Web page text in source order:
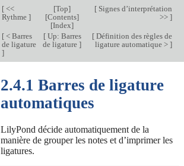
[<<
Rythme ]
[Top]
[Contents]
[Index]
[Signes d’interprétation
>> ]
[< Barres
de ligature
]
[Up: Barres
de ligature]
[Définition des règles de
ligature automatique > ]
2.4.1 Barres de ligature
automatiques
LilyPond décide automatiquement de la
manière de grouper les notes et d’imprimer les
ligatures.